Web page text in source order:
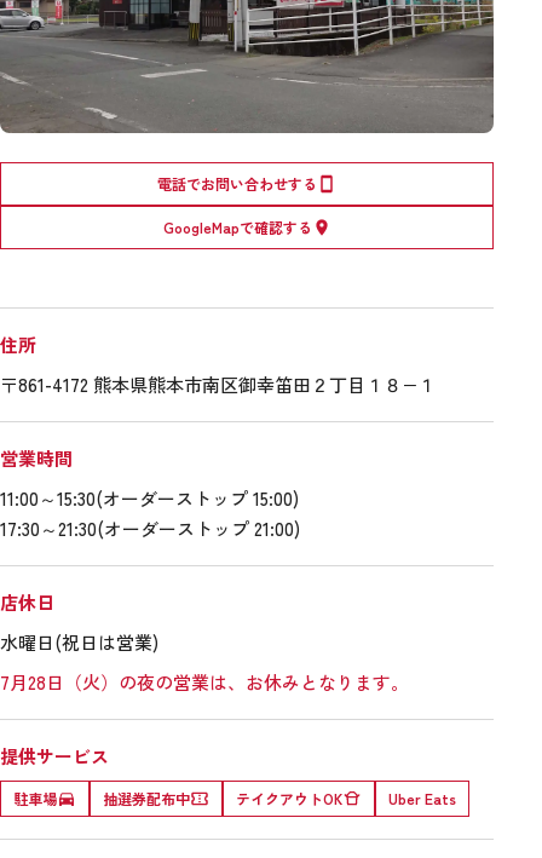
電話でお問い合わせする
GoogleMapで確認する
住所
〒861-4172 熊本県熊本市南区御幸笛田２丁目１８−１
営業時間
11:00～15:30(オーダーストップ 15:00)
17:30～21:30(オーダーストップ 21:00)
店休日
水曜日(祝日は営業)
7月28日（火）の夜の営業は、お休みとなります。
提供サービス
駐車場 抽選券配布中 テイクアウトOK Uber Eats